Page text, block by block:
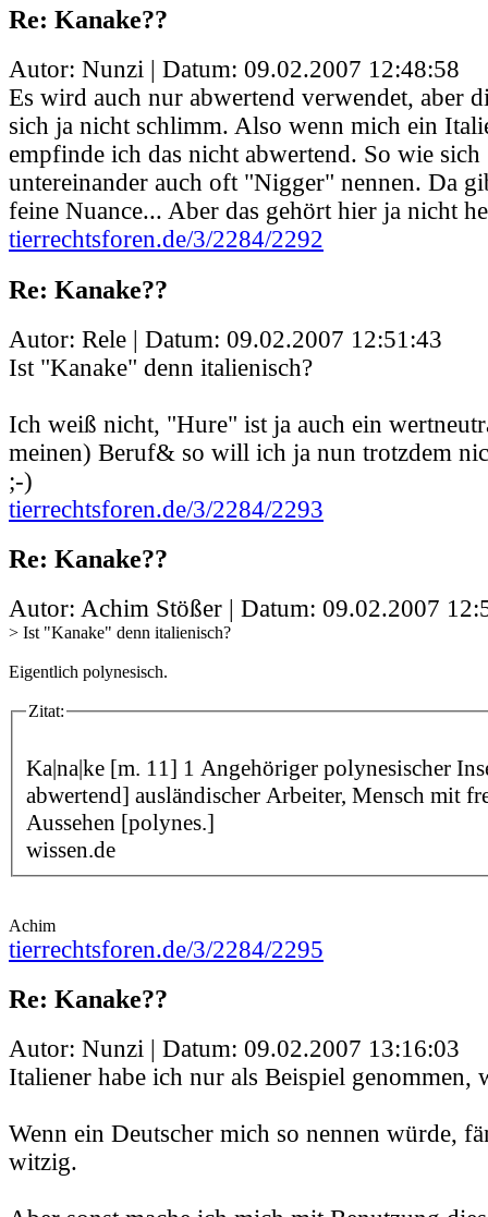
Re: Kanake??
Autor: Nunzi | Datum: 09.02.2007 12:48:58
Es wird auch nur abwertend verwendet, aber
sich ja nicht schlimm. Also wenn mich ein
empfinde ich das nicht abwertend. So wie
untereinander auch oft "Nigger" nennen. Da
feine Nuance... Aber das gehört hier ja nicht
tierrechtsforen.de/3/2284/2292
Re: Kanake??
Autor: Rele | Datum: 09.02.2007 12:51:43
Ist "Kanake" denn italienisch?
Ich weiß nicht, "Hure" ist ja auch ein
meinen) Beruf& so will ich ja nun trotzdem
;-)
tierrechtsforen.de/3/2284/2293
Re: Kanake??
Autor: Achim Stößer | Datum: 09.02.2007
> Ist "Kanake" denn italienisch?
Eigentlich polynesisch.
Zitat:
Ka|na|ke [m. 11] 1 Angehöriger polynesischer
abwertend] ausländischer Arbeiter, Mensch mit
Aussehen [polynes.]
wissen.de
Achim
tierrechtsforen.de/3/2284/2295
Re: Kanake??
Autor: Nunzi | Datum: 09.02.2007 13:16:03
Italiener habe ich nur als Beispiel genommen,
Wenn ein Deutscher mich so nennen würde,
witzig.